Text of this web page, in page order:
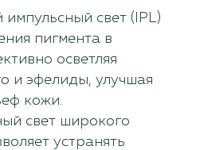
свет (IPL)
пигмента в
осветляя
и эфелиды, улучшая
кожи.
свет широкого
устранять